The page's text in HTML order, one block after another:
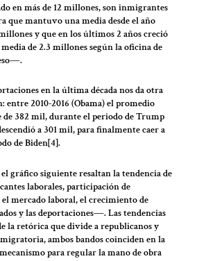
en más de 12 millones, son inmigrantes
que mantuvo una media desde el año
y que en los últimos 2 años creció
de 2.3 millones según la oficina de
en la última década nos da otra
entre 2010-2016 (Obama) el promedio
de 382 mil, durante el periodo de Trump
a 301 mil, para finalmente caer a
de Biden[4].
gráfico siguiente resaltan la tendencia de
laborales, participación de
mercado laboral, el crecimiento de
y las deportaciones―. Las tendencias
la retórica que divide a republicanos y
ambos bandos coinciden en la
para regular la mano de obra